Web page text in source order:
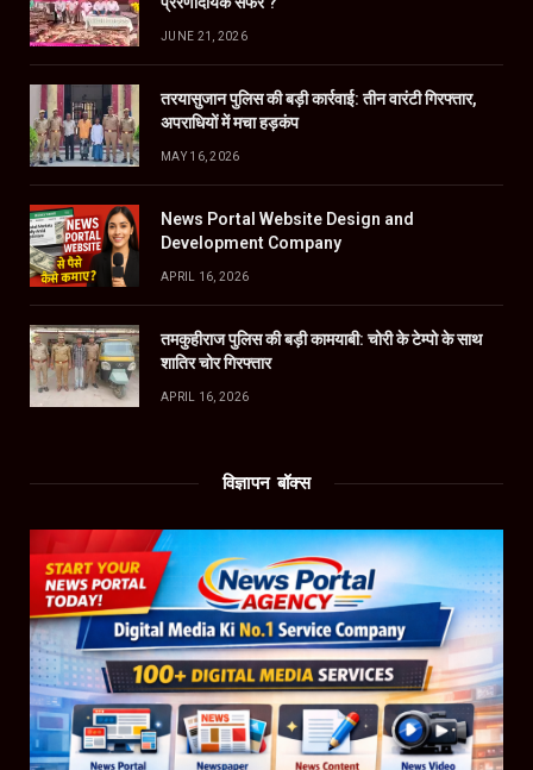
JUNE 21, 2026
तरयासुजान पुलिस की बड़ी कार्रवाई: तीन वारंटी गिरफ्तार,
अपराधियों में मचा हड़कंप
MAY 16, 2026
News Portal Website Design and
Development Company
APRIL 16, 2026
तमकुहीराज पुलिस की बड़ी कामयाबी: चोरी के टेम्पो के साथ
शातिर चोर गिरफ्तार
APRIL 16, 2026
विज्ञापन बॉक्स